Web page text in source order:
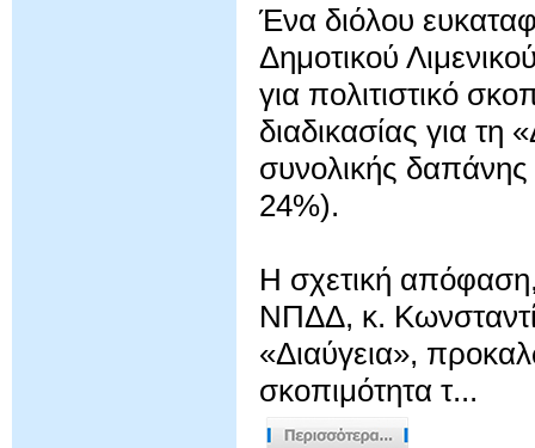
Ένα διόλου
Δημοτικού
για πολιτιστικό
διαδικασίας για
συνολικής
24%).
Η σχετική
ΝΠΔΔ, κ.
«Διαύγεια»,
σκοπιμότητα τ...